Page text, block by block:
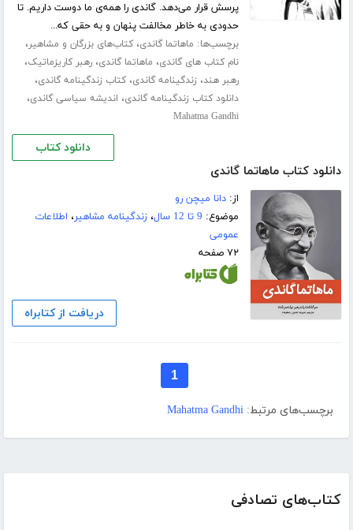
کتاب‌های تصادفی
پرسش قرار می‌دهد. گاندی را همه‌ی ما دوست داریم. تا
حدودی به خاطر مخالفت پنهان و به حقی که...
برچسب‌ها: ماهاتما گاندی،کتاب‌های بزرگان و مشاهیر،
نام کتاب های گاندی، ماهاتما گاندی،رهبر کاریزماتیک،
رهبر هند، زندگینامه گاندی،کتاب زندگینامه گاندی،
دانلود کتاب زندگینامه گاندی، اندیشه سیاسی گاندی،
Mahatma Gandhi
دانلود کتاب
دانلود کتاب ماهاتما گاندی
از:دانا میچن رو
موضوع: 9 تا 12 سال ،زندگینامه مشاهیر، اطلاعات
عمومی
۷۲ صفحه
دریافت از کتابراه
1
برچسب‌های مرتبط: Mahatma Gandhi